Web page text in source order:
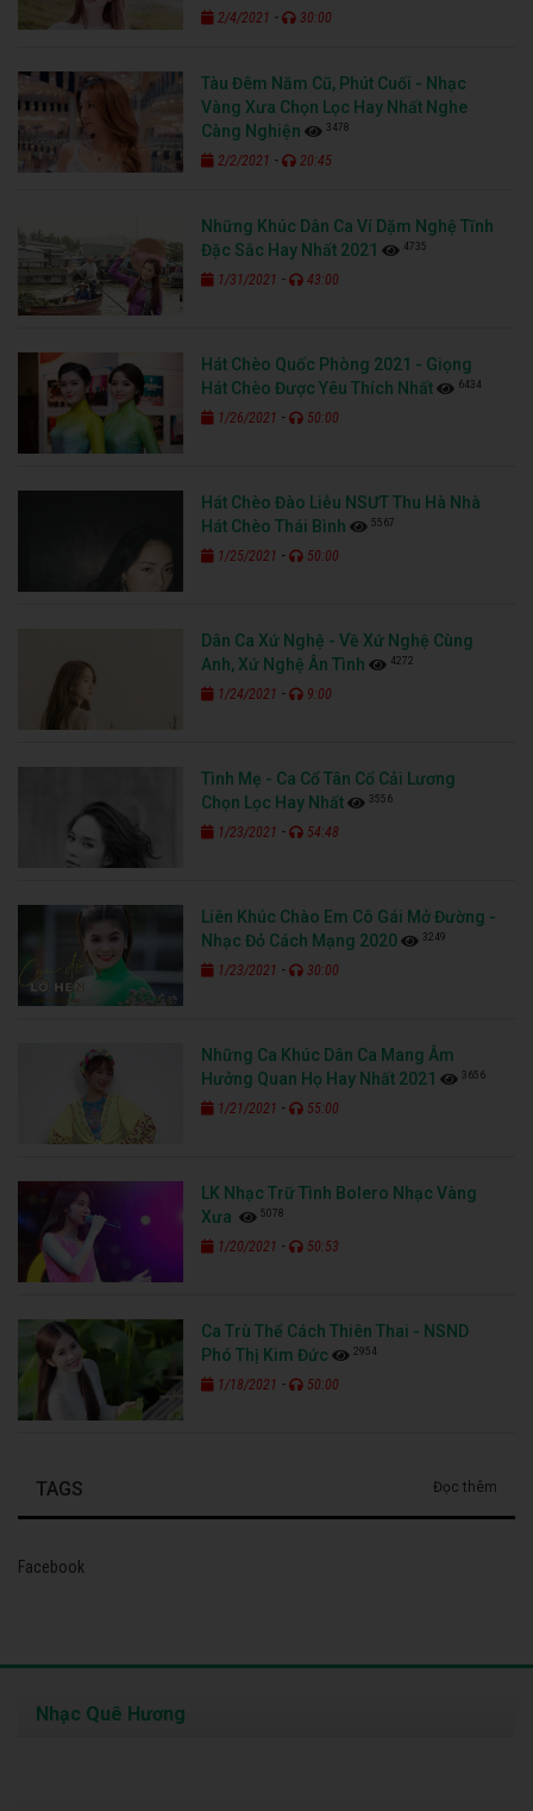
2/4/2021 - 30:00
Tàu Đêm Năm Cũ, Phút Cuối - Nhạc
Vàng Xưa Chọn Lọc Hay Nhất Nghe
Càng Nghiện
3478
2/2/2021 - 20:45
Những Khúc Dân Ca Ví Dặm Nghệ Tĩnh
Đặc Sắc Hay Nhất 2021
4735
1/31/2021 - 43:00
Hát Chèo Quốc Phòng 2021 - Giọng
Hát Chèo Được Yêu Thích Nhất
6434
1/26/2021 - 50:00
Hát Chèo Đào Liễu NSƯT Thu Hà Nhà
Hát Chèo Thái Bình
5567
1/25/2021 - 50:00
Dân Ca Xứ Nghệ - Về Xứ Nghệ Cùng
Anh, Xứ Nghệ Ân Tình
4272
1/24/2021 - 9:00
Tình Mẹ - Ca Cổ Tân Cổ Cải Lương
Chọn Lọc Hay Nhất
3556
1/23/2021 - 54:48
Liên Khúc Chào Em Cô Gái Mở Đường -
Nhạc Đỏ Cách Mạng 2020
3249
1/23/2021 - 30:00
Những Ca Khúc Dân Ca Mang Âm
Hưởng Quan Họ Hay Nhất 2021
3656
1/21/2021 - 55:00
LK Nhạc Trữ Tình Bolero Nhạc Vàng
Xưa
5078
1/20/2021 - 50:53
Ca Trù Thể Cách Thiên Thai - NSND
Phó Thị Kim Đức
2954
1/18/2021 - 50:00
TAGS Đọc thêm
Facebook
Nhạc Quê Hương